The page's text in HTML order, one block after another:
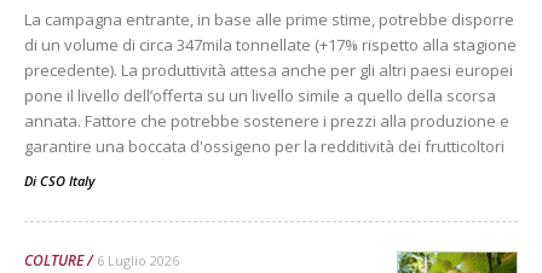
La campagna entrante, in base alle prime stime, potrebbe disporre
di un volume di circa 347mila tonnellate (+17% rispetto alla stagione
precedente). La produttività attesa anche per gli altri paesi europei
pone il livello dell’offerta su un livello simile a quello della scorsa
annata. Fattore che potrebbe sostenere i prezzi alla produzione e
garantire una boccata d'ossigeno per la redditività dei frutticoltori
Di CSO Italy
COLTURE 6 Luglio 2026